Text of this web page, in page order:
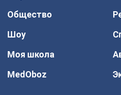
Общество
Шоу
Моя школа
MedOboz